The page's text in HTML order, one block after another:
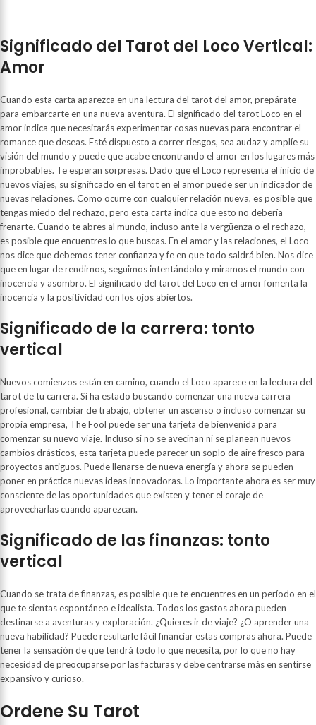
Significado del Tarot del Loco Vertical:
Amor
Cuando esta carta aparezca en una lectura del tarot del amor, prepárate
para embarcarte en una nueva aventura. El significado del tarot Loco en el
amor indica que necesitarás experimentar cosas nuevas para encontrar el
romance que deseas. Esté dispuesto a correr riesgos, sea audaz y amplíe su
visión del mundo y puede que acabe encontrando el amor en los lugares más
improbables. Te esperan sorpresas. Dado que el Loco representa el inicio de
nuevos viajes, su significado en el tarot en el amor puede ser un indicador de
nuevas relaciones. Como ocurre con cualquier relación nueva, es posible que
tengas miedo del rechazo, pero esta carta indica que esto no debería
frenarte. Cuando te abres al mundo, incluso ante la vergüenza o el rechazo,
es posible que encuentres lo que buscas. En el amor y las relaciones, el Loco
nos dice que debemos tener confianza y fe en que todo saldrá bien. Nos dice
que en lugar de rendirnos, seguimos intentándolo y miramos el mundo con
inocencia y asombro. El significado del tarot del Loco en el amor fomenta la
inocencia y la positividad con los ojos abiertos.
Significado de la carrera: tonto
vertical
Nuevos comienzos están en camino, cuando el Loco aparece en la lectura del
tarot de tu carrera. Si ha estado buscando comenzar una nueva carrera
profesional, cambiar de trabajo, obtener un ascenso o incluso comenzar su
propia empresa, The Fool puede ser una tarjeta de bienvenida para
comenzar su nuevo viaje. Incluso si no se avecinan ni se planean nuevos
cambios drásticos, esta tarjeta puede parecer un soplo de aire fresco para
proyectos antiguos. Puede llenarse de nueva energía y ahora se pueden
poner en práctica nuevas ideas innovadoras. Lo importante ahora es ser muy
consciente de las oportunidades que existen y tener el coraje de
aprovecharlas cuando aparezcan.
Significado de las finanzas: tonto
vertical
Cuando se trata de finanzas, es posible que te encuentres en un período en el
que te sientas espontáneo e idealista. Todos los gastos ahora pueden
destinarse a aventuras y exploración. ¿Quieres ir de viaje? ¿O aprender una
nueva habilidad? Puede resultarle fácil financiar estas compras ahora. Puede
tener la sensación de que tendrá todo lo que necesita, por lo que no hay
necesidad de preocuparse por las facturas y debe centrarse más en sentirse
expansivo y curioso.
Ordene Su Tarot